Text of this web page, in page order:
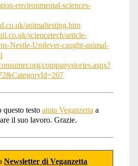
environmental-sciences-
animaltesting.htm
sciencetech/article-
Nestle-Unilever-caught-animal-
companystories.aspx?
questo testo aiuta Veganzetta a
il suo lavoro. Grazie.
Newsletter di Veganzetta